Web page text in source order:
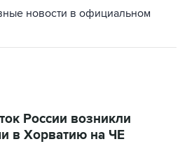
новости в официальном
России возникли
в Хорватию на ЧЕ